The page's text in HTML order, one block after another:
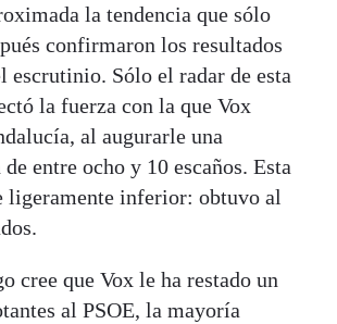
la tendencia que sólo
confirmaron los resultados
escrutinio. Sólo el radar de esta
la fuerza con la que Vox
al augurarle una
entre ocho y 10 escaños. Esta
ligeramente inferior: obtuvo al
cree que Vox le ha restado un
al PSOE, la mayoría